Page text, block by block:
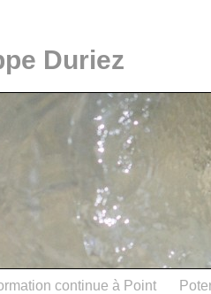
Duriez
continue à Point